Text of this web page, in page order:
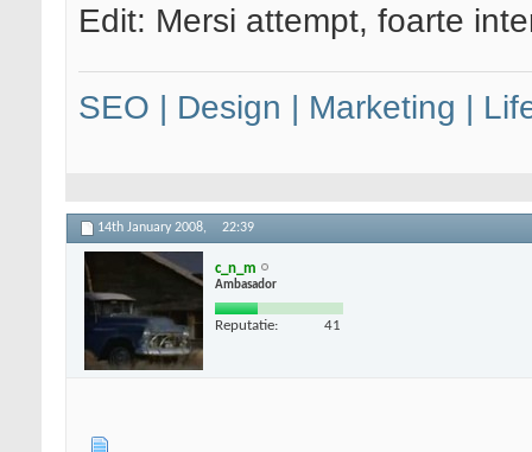
Edit: Mersi attempt, foarte
SEO | Design | Marketing |
14th January 2008, 22:39
c_n_m
Ambasador
Reputatie: 41